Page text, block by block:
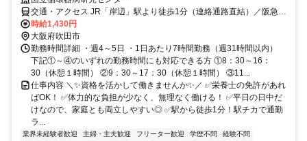
交通・アクセス JR「岸辺」駅より徒歩1分（連絡通路直結）／阪急
「正雀」駅より徒歩15分／JR「新大阪」駅からも電車で15分以内！
時給1,430円
大阪府吹田市
勤務時間詳細 ・週4～5日 ・1日あたり7時間勤務（週31時間以内）
下記①～④のいずれの勤務時間にも対応できる方 ①8：30～16：
30（休憩１時間） ②9：30～17：30（休憩１時間） ③11...
仕事内容 ＼✨資格を活かして働きませんか✨／ ✅栄養士の免許があれ
ばOK！ ✅体力的な負担が少なく、無理なく働ける！ ✅平日の日中だ
けなので、家庭とも両立しやすい◎ ✅駅から徒歩1分！駅チカで通勤
ラ...
業界未経験者歓迎 主婦・主夫歓迎 フリーター歓迎 学歴不問
経験不問